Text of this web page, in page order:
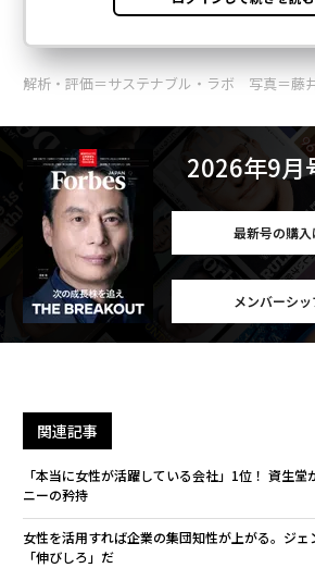
解析・評価＝サステナブル・ラボ 写真＝藤
2026年9月
最新号の購
メンバーシ
関連記事
「本当に女性が活躍している会社」1位！ 資生
ニーの矜持
女性を活用すれば企業の集団知性が上がる。ジ
「伸びしろ」だ